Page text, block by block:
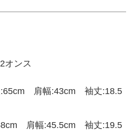
オンス
肩幅:43cm 袖丈:18.5
肩幅:45.5cm 袖丈:19.5